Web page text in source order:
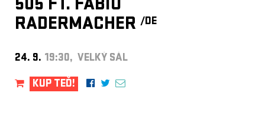
505 FT. FABIO
RADERMACHER /DE
24. 9. 19:30, VELKÝ SÁL
KUP TEĎ!